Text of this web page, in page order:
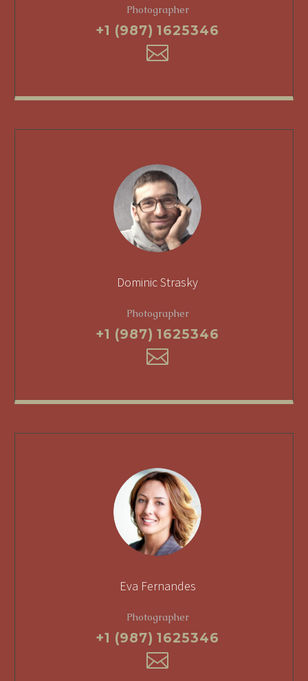
Photographer
+1 (987) 1625346
Dominic Strasky
Photographer
+1 (987) 1625346
Eva Fernandes
Photographer
+1 (987) 1625346